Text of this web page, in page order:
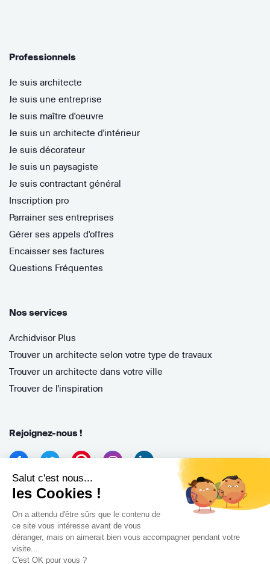
Salut c'est nous...
les Cookies !
On a attendu d'être sûrs que le contenu de
ce site vous intéresse avant de vous
déranger, mais on aimerait bien vous accompagner pendant votre
visite...
C'est OK pour vous ?
Professionnels
Je suis architecte
Je suis une entreprise
Je suis maître d'oeuvre
Je suis un architecte d'intérieur
Je suis décorateur
Je suis un paysagiste
Je suis contractant général
Inscription pro
Parrainer ses entreprises
Gérer ses appels d'offres
Encaisser ses factures
Questions Fréquentes
Nos services
Archidvisor Plus
Trouver un architecte selon votre type de travaux
Trouver un architecte dans votre ville
Trouver de l'inspiration
Rejoignez-nous !
Archidvisor
13 Rue des Cordeliers, 33000 Bordeaux, France